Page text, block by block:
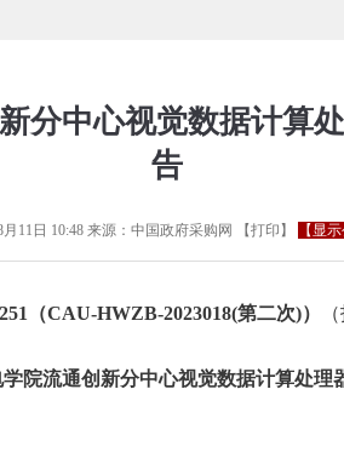
分中心视觉数据计算
告
月11日 10:48来源： 中国政府采购网 【打印 】 【显
（CAU-HWZB-2023018(第二次)）
院流通创新分中心视觉数据计算处理